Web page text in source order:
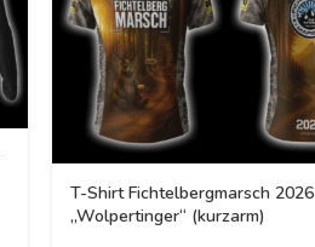
T-Shirt Fichtelbergmarsch 2026
„Wolpertinger“ (kurzarm)